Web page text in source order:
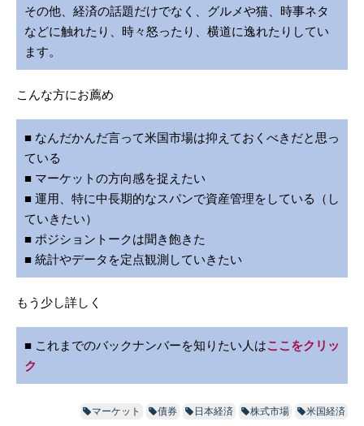
その他、経済の話題だけでなく、グルメや猫、時事ネタ
などに触れたり、時々怒ったり、横道に逸れたりしてい
ます。
こんな方にお薦め
■ なんだかんだ言って米国市場は抑えておくべきだと思っ
ている
■ マーケットの方向感を捉えたい
■ 運用、特に中長期的なスパンで資産管理をしている（し
ていきたい）
■ ポジショントークは聞き飽きた
■ 統計やデータを定点観測していきたい
もう少し詳しく
■ これまでのバックナンバーを知りたい人はここをクリッ
ク
マーケット 債券 日本経済 株式市場 米国経済